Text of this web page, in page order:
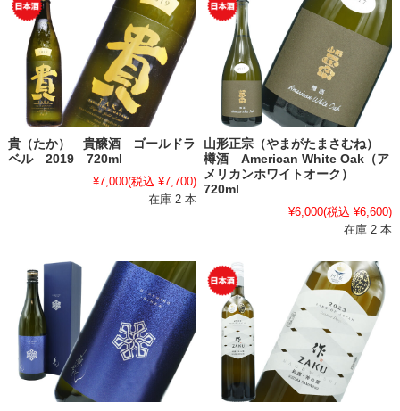
貴（たか） 貴醸酒 ゴールドラ
ベル 2019 720ml
¥7,000(税込 ¥7,700)
在庫 2 本
山形正宗（やまがたまさむね）
樽酒 American White Oak（ア
メリカンホワイトオーク）
720ml
¥6,000(税込 ¥6,600)
在庫 2 本